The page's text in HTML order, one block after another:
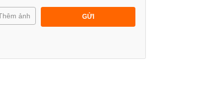
GỬI
ảnh